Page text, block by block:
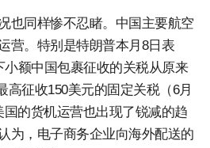
也同样惨不忍睹。中国主要航空
营。特别是特朗普本月8日表
额中国包裹征收的关税从原来
高征收150美元的固定关税（6月
的货机运营也出现了锐减的趋
为，电子商务企业向海外配送的